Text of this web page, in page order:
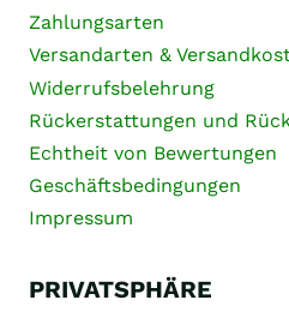
Zahlungsarten
Versandarten &
Widerrufsbelehrung
Rückerstattungen und
Echtheit von Bewertungen
Geschäftsbedingungen
Impressum
PRIVATSPHÄRE